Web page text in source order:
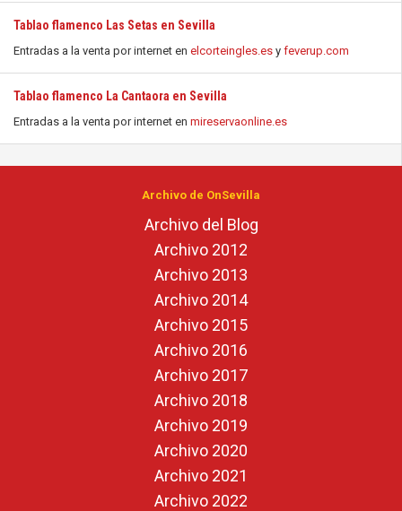
Tablao flamenco Las Setas en Sevilla
Entradas a la venta por internet en elcorteingles.es y feverup.com
Tablao flamenco La Cantaora en Sevilla
Entradas a la venta por internet en mireservaonline.es
Archivo de OnSevilla
Archivo del Blog
Archivo 2012
Archivo 2013
Archivo 2014
Archivo 2015
Archivo 2016
Archivo 2017
Archivo 2018
Archivo 2019
Archivo 2020
Archivo 2021
Archivo 2022